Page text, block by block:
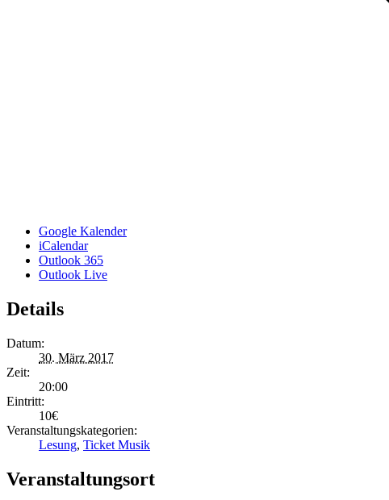
Google Kalender
iCalendar
Outlook 365
Outlook Live
Details
Datum:
30. März 2017
Zeit:
20:00
Eintritt:
10€
Veranstaltungskategorien:
Lesung, Ticket Musik
Veranstaltungsort